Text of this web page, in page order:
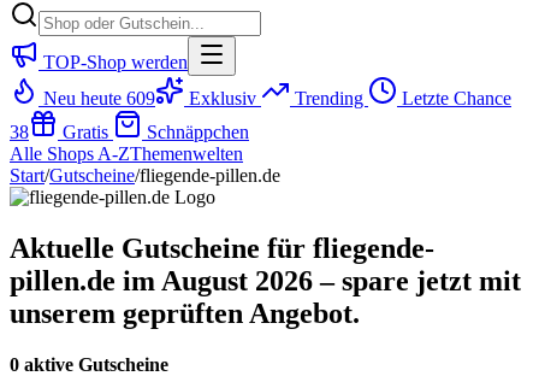
TOP-Shop werden
Neu heute 609 Exklusiv Trending
Letzte Chance
38
Gratis
Schnäppchen
Alle Shops A-ZThemenwelten
Start/Gutscheine/fliegende-pillen.de
Aktuelle Gutscheine für fliegende-
pillen.de im August 2026 – spare jetzt mit
unserem geprüften Angebot.
0 aktive Gutscheine